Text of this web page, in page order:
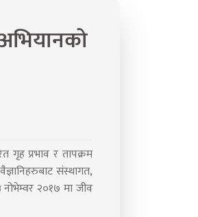
गृह प्रभाव र तापक्रम
संस्थागत,
२०१७ मा जीव